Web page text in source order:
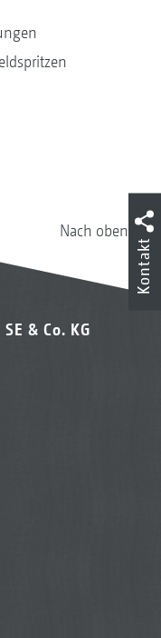
Nach oben
& Co. KG
Kontakt